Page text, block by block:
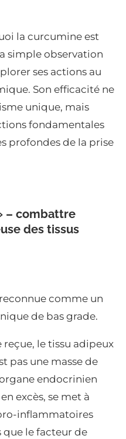
la curcumine est
simple observation
ses actions au
Son efficacité ne
unique, mais
fondamentales
profondes de la prise
– combattre
des tissus
comme un
de bas grade.
le tissu adipeux
pas une masse de
endocrinien
excès, se met à
inflammatoires
que le facteur de